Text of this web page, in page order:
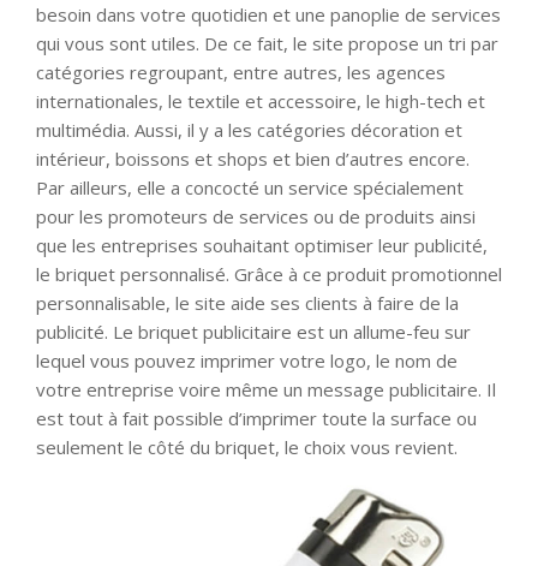
besoin dans votre quotidien et une panoplie de services
qui vous sont utiles. De ce fait, le site propose un tri par
catégories regroupant, entre autres, les agences
internationales, le textile et accessoire, le high-tech et
multimédia. Aussi, il y a les catégories décoration et
intérieur, boissons et shops et bien d’autres encore.
Par ailleurs, elle a concocté un service spécialement
pour les promoteurs de services ou de produits ainsi
que les entreprises souhaitant optimiser leur publicité,
le briquet personnalisé. Grâce à ce produit promotionnel
personnalisable, le site aide ses clients à faire de la
publicité. Le briquet publicitaire est un allume-feu sur
lequel vous pouvez imprimer votre logo, le nom de
votre entreprise voire même un message publicitaire. Il
est tout à fait possible d’imprimer toute la surface ou
seulement le côté du briquet, le choix vous revient.